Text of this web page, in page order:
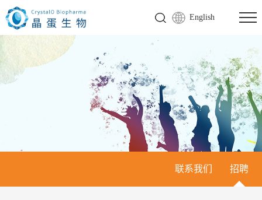
English
联系我们 招聘